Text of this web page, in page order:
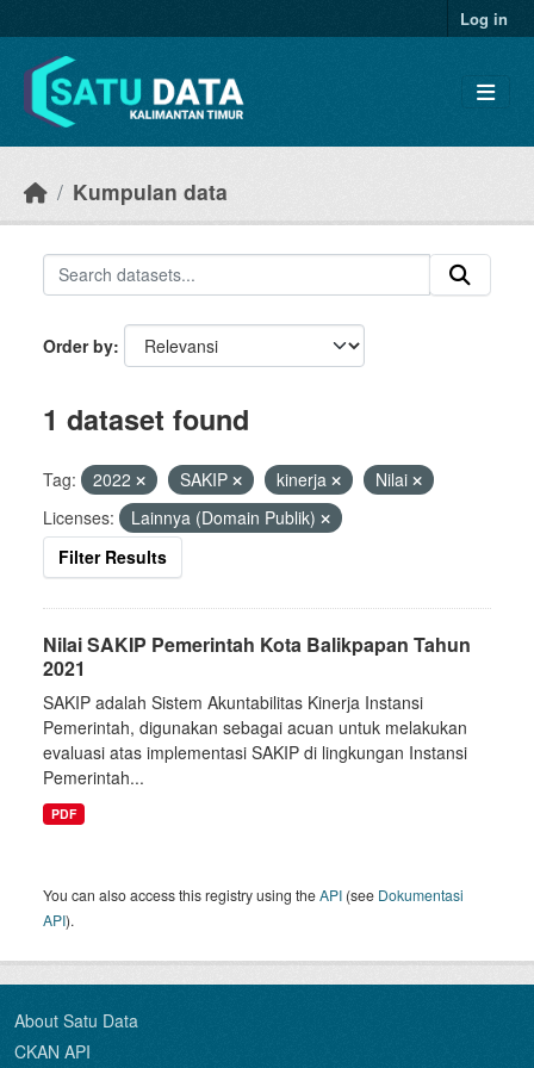
Log in
Kumpulan data
Order by
1 dataset found
Tag: 2022 SAKIP kinerja
Nilai
Licenses:
Lainnya (Domain Publik)
Filter Results
Nilai SAKIP Pemerintah Kota Balikpapan Tahun
2021
SAKIP adalah Sistem Akuntabilitas Kinerja Instansi
Pemerintah, digunakan sebagai acuan untuk melakukan
evaluasi atas implementasi SAKIP di lingkungan Instansi
Pemerintah...
PDF
You can also access this registry using theAPI (see Dokumentasi
API).
About Satu Data
CKAN API